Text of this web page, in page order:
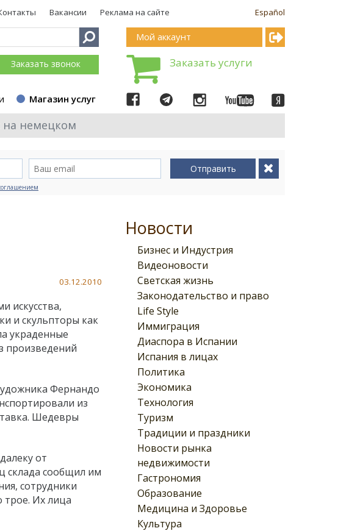
Español
Вакансии Реклама на сайте
Заказать звонок
Магазин услуг
Мой аккаунт
Заказать услуги
на немецком
Отправить
Новости
Бизнес и Индустрия
Видеоновости
Светская жизнь
Законодательство и право
Life Style
Иммиграция
Диаспора в Испании
Испания в лицах
Политика
Экономика
Технология
Туризм
Традиции и праздники
Новости рынка
недвижимости
Гастрономия
Образование
Медицина и Здоровье
Культура
03.12.2010
искусства,
и скульпторы как
украденные
произведений
Фернандо
из
Шедевры
от
склада сообщил им
сотрудники
трое. Их лица